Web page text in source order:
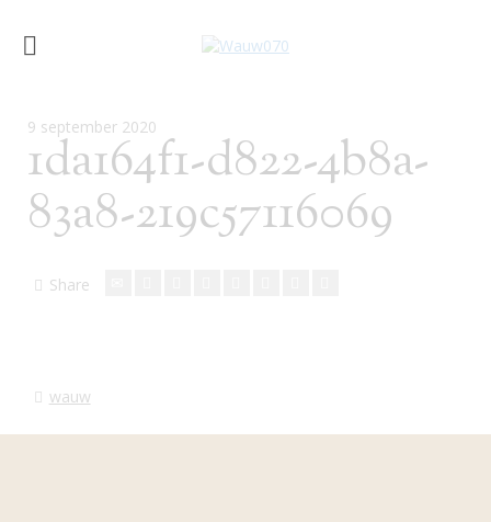
9 september 2020
1da164f1-d822-4b8a-
83a8-219c57116069
Share
wauw